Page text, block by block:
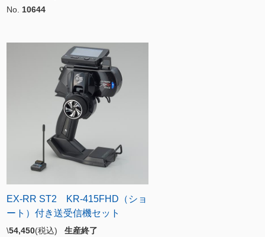
No. 10644
EX-RR ST2 KR-415FHD（ショ
ート）付き送受信機セット
\54,450(税込) 生産終了